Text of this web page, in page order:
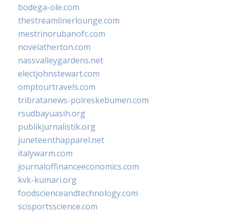
bodega-ole.com
thestreamlinerlounge.com
mestrinorubanofc.com
novelatherton.com
nassvalleygardens.net
electjohnstewart.com
omptourtravels.com
tribratanews-polreskebumen.com
rsudbayuasih.org
publikjurnalistik.org
juneteenthapparel.net
italywarm.com
journaloffinanceeconomics.com
kvk-kumari.org
foodscienceandtechnology.com
scisportsscience.com